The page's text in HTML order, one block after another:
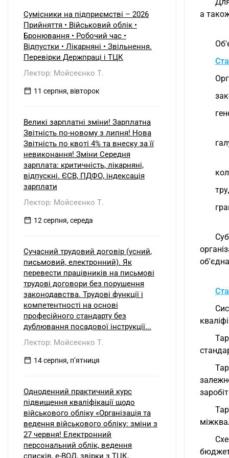
а
несправного. Як відобразити ці
операції в бухобліку та які
виникають наслідки з ПДВ?
Сумісники на підприємстві – 2026
Прийняття • Військовий облік •
Бронювання • Робочий час •
Відпустки • Лікарняні • Звільнення.
Перевірки Держпраці і ТЦК
Лектор: Мойсеєнко Т.
11 серпня, вівторок
Великі зарплатні зміни! Зарплатна
Звітність по-новому з липня! Нова
Звітність по квоті 4% та внеску за її
невиконання! Зміни Середня
зарплата: критичність, лікарняні,
відпускні. ЄСВ, ПДФО, індексація
зарплати
Лектор: Мойсеєнко Т.
12 серпня, середа
Сучасний трудовий договір (усний,
письмовий, електронний). Як
перевести працівників на письмові
трудові договори без порушення
законодавства. Трудові функції і
компетентності на основі
професійного стандарту без
дублювання посадової інструкції...
Лектор: Мойсеєнко Т.
14 серпня, пʼятниця
Одноденний практичний курс
підвищення кваліфікації щодо
військового обліку «Організація та
ведення військового обліку: зміни з
27 червня! Електронний
персональний облік, ведення
списків, е-ВОД, звірки з ТЦК,